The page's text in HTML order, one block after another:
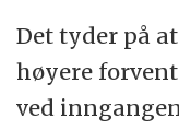
Det tyder på
høyere
ved